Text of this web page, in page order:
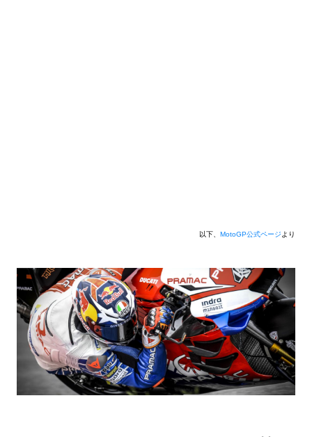
以下、 MotoGP公式ページより